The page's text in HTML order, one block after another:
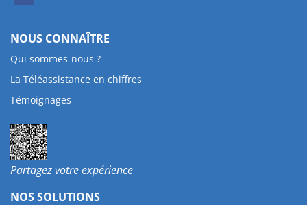
NOUS CONNAÎTRE
Qui sommes-nous ?
La Téléassistance en chiffres
Témoignages
Partagez votre expérience
NOS SOLUTIONS